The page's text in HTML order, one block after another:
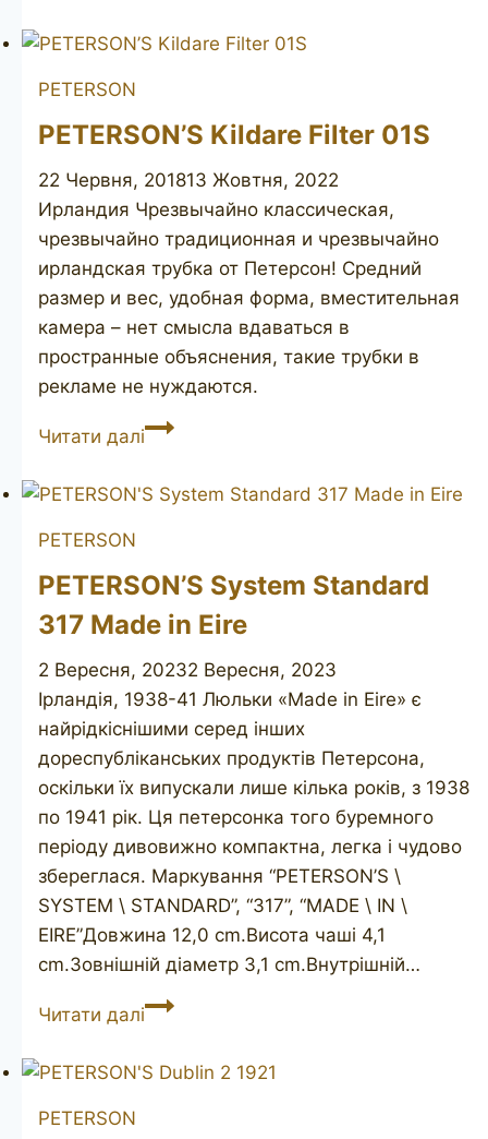
Standard
PETERSON
PETERSON’S Kildare Filter 01S
22 Червня, 201813 Жовтня, 2022
Ирландия Чрезвычайно классическая,
чрезвычайно традиционная и чрезвычайно
ирландская трубка от Петерсон! Средний
размер и вес, удобная форма, вместительная
камера – нет смысла вдаваться в
пространные объяснения, такие трубки в
рекламе не нуждаются.
Читати даліPETERSON’S
Filter
PETERSON
PETERSON’S System Standard
317 Made in Eire
2 Вересня, 20232 Вересня, 2023
Ірландія, 1938-41 Люльки «Made in Eire» є
найрідкіснішими серед інших
дореспубліканських продуктів Петерсона,
оскільки їх випускали лише кілька років, з 1938
по 1941 рік. Ця петерсонка того буремного
періоду дивовижно компактна, легка і чудово
збереглася. Маркування “PETERSON’S \
SYSTEM \ STANDARD”, “317”, “MADE \ IN \
EIRE”Довжина 12,0 cm.Висота чаші 4,1
cm.Зовнішній діаметр 3,1 cm.Внутрішній…
Читати даліPETERSON’S
Standard
PETERSON